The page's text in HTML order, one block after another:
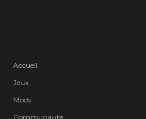
Accueil
Jeux
Mods
Communauté